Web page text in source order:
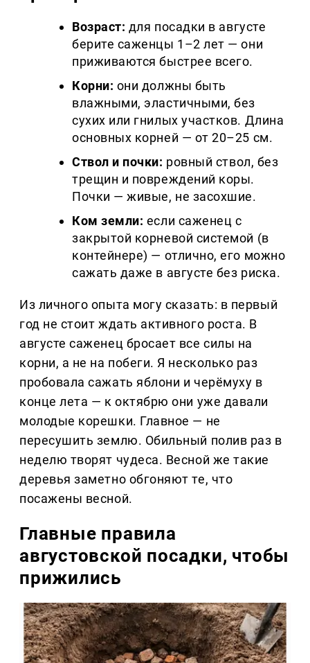
Возраст: для посадки в августе
берите саженцы 1–2 лет — они
приживаются быстрее всего.
Корни: они должны быть
влажными, эластичными, без
сухих или гнилых участков. Длина
основных корней — от 20–25 см.
Ствол и почки: ровный ствол, без
трещин и повреждений коры.
Почки — живые, не засохшие.
Ком земли: если саженец с
закрытой корневой системой (в
контейнере) — отлично, его можно
сажать даже в августе без риска.
Из личного опыта могу сказать: в первый
год не стоит ждать активного роста. В
августе саженец бросает все силы на
корни, а не на побеги. Я несколько раз
пробовала сажать яблони и черёмуху в
конце лета — к октябрю они уже давали
молодые корешки. Главное — не
пересушить землю. Обильный полив раз в
неделю творят чудеса. Весной же такие
деревья заметно обгоняют те, что
посажены весной.
Главные правила
августовской посадки, чтобы
прижились